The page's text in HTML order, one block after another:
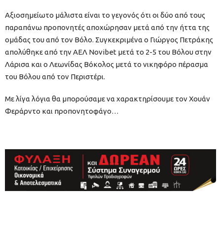
Αξιοσημείωτο μάλιστα είναι το γεγονός ότι οι δύο από τους
παραπάνω προπονητές αποχώρησαν μετά από την ήττα της
ομάδας του από τον Βόλο. Συγκεκριμένα ο Γιώργος Πετράκης
απολύθηκε από την ΑΕΛ Novibet μετά το 2-5 του Βόλου στην
Λάρισα και ο Λεωνίδας Βόκολος μετά το νικηφόρο πέρασμα
του Βόλου από τον Περιστέρι.
Με λίγα λόγια θα μπορούσαμε να χαρακτηρίσουμε τον Χουάν
Φεράρντο και προπονητοφάγο…